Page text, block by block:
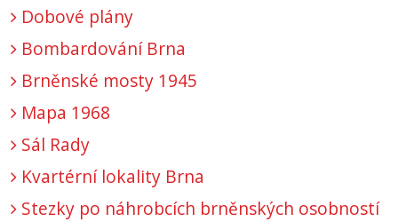
Dobové plány
Bombardování Brna
Brněnské mosty 1945
Mapa 1968
Sál Rady
Kvartérní lokality Brna
Stezky po náhrobcích brněnských osobností